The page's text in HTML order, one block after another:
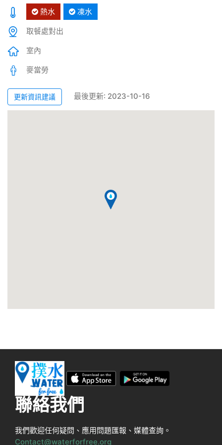
熱水 凍水
取餐處對出
室內
麥當勞
更新資訊建議 最後更新: 2023-10-16
聯絡我們
我們歡迎任何疑問、應用問題匯報、媒體查詢。
Contact@waterforfree.org